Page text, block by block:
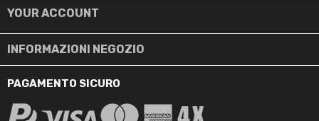
YOUR ACCOUNT
INFORMAZIONI NEGOZIO
PAGAMENTO SICURO